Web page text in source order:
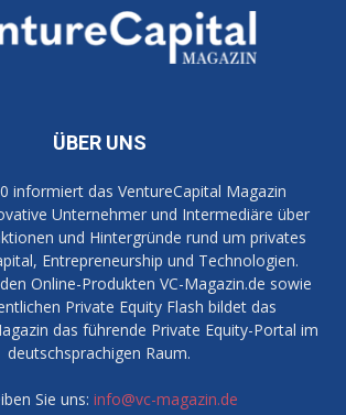
ÜBER UNS
informiert das VentureCapital Magazin
Unternehmer und Intermediäre über
und Hintergründe rund um privates
Entrepreneurship und Technologien.
Online-Produkten VC-Magazin.de sowie
Private Equity Flash bildet das
das führende Private Equity-Portal im
deutschsprachigen Raum.
Sie uns: info@vc-magazin.de